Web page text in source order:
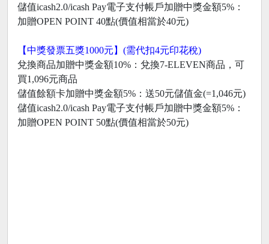
儲值icash2.0/icash Pay電子支付帳戶加贈中獎金額5%：
加贈OPEN POINT 40點(價值相當於40元)
【中獎發票五獎1000元】(需代扣4元印花稅)
兌換商品加贈中獎金額10%：兌換7-ELEVEN商品，可
買1,096元商品
儲值餘額卡加贈中獎金額5%：送50元儲值金(=1,046元)
儲值icash2.0/icash Pay電子支付帳戶加贈中獎金額5%：
加贈OPEN POINT 50點(價值相當於50元)